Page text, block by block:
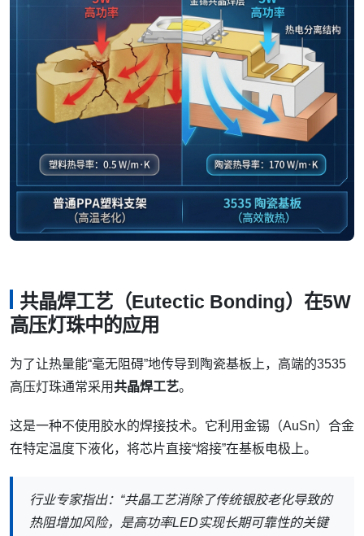
共晶焊工艺（Eutectic Bonding）在5W
高压灯珠中的应用
为了让热量能“毫无阻碍”地传导到陶瓷基板上，高端的3535
高压灯珠通常采用共晶焊工艺。
这是一种不使用胶水的焊接技术。它利用金锡（AuSn）合金
在特定温度下液化，将芯片直接“熔接”在基板电极上。
行业专家指出：“共晶工艺消除了传统银胶老化导致的
热阻增加风险，是高功率LED实现长期可靠性的关键